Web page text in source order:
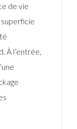
de vie
À l’entrée,